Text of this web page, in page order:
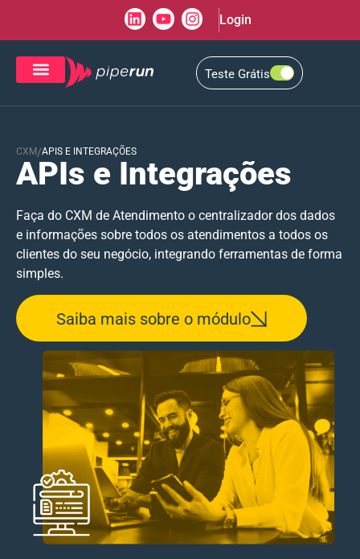
Login
Teste Grátis
CXM/APIS E INTEGRAÇÕES
APIs e Integrações
Faça do CXM de Atendimento o centralizador dos dados
e informações sobre todos os atendimentos a todos os
clientes do seu negócio, integrando ferramentas de forma
simples.
Saiba mais sobre o módulo